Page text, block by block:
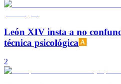
León XIV insta a no
técnica psicológica
2